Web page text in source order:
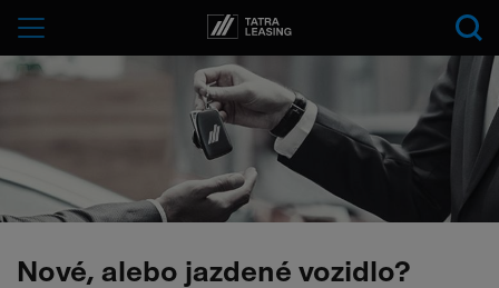
Menu
Tatra-
Nové, alebo jazdené vozidlo?